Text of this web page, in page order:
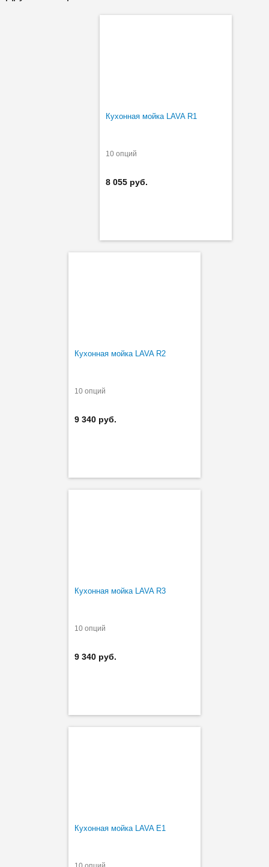
Кухонная мойка LAVA R1
10 опций
8 055 руб.
Кухонная мойка LAVA R2
10 опций
9 340 руб.
Кухонная мойка LAVA R3
10 опций
9 340 руб.
Кухонная мойка LAVA E1